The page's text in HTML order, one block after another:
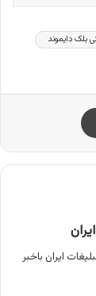
بلک دایموند
ایران باخبر